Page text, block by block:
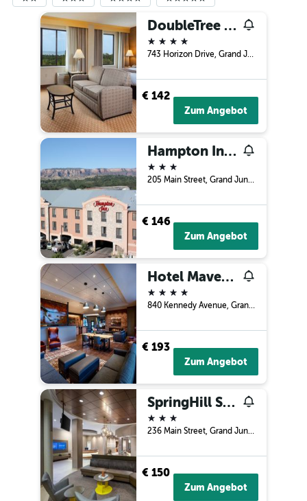
DoubleTree by Hilton Hotel Grand Junction
4 Sterne
743 Horizon Drive, Grand Junction, CO, USA
€ 142
Zum Angebot
Hampton Inn Grand Junction Downtown/Historic Main Street
3 Sterne
205 Main Street, Grand Junction, CO, USA
€ 146
Zum Angebot
Hotel Maverick
4 Sterne
840 Kennedy Avenue, Grand Junction, CO, USA
€ 193
Zum Angebot
SpringHill Suites by Marriott Grand Junction Downtown/Historic Main Street
3 Sterne
236 Main Street, Grand Junction, CO, USA
€ 150
Zum Angebot